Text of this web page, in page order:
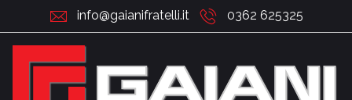
info@gaianifratelli.it 0362 625325